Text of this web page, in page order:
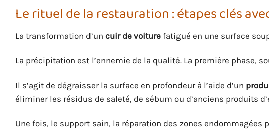
Le rituel de la restauration : étapes clés
La transformation d’un cuir de voiture fatigué en une surface
La précipitation est l’ennemie de la qualité. La première phase,
Il s’agit de dégraisser la surface en profondeur à l’aide d’un
éliminer les résidus de saleté, de sébum ou d’anciens produits
Une fois, le support sain, la réparation des zones endommagées